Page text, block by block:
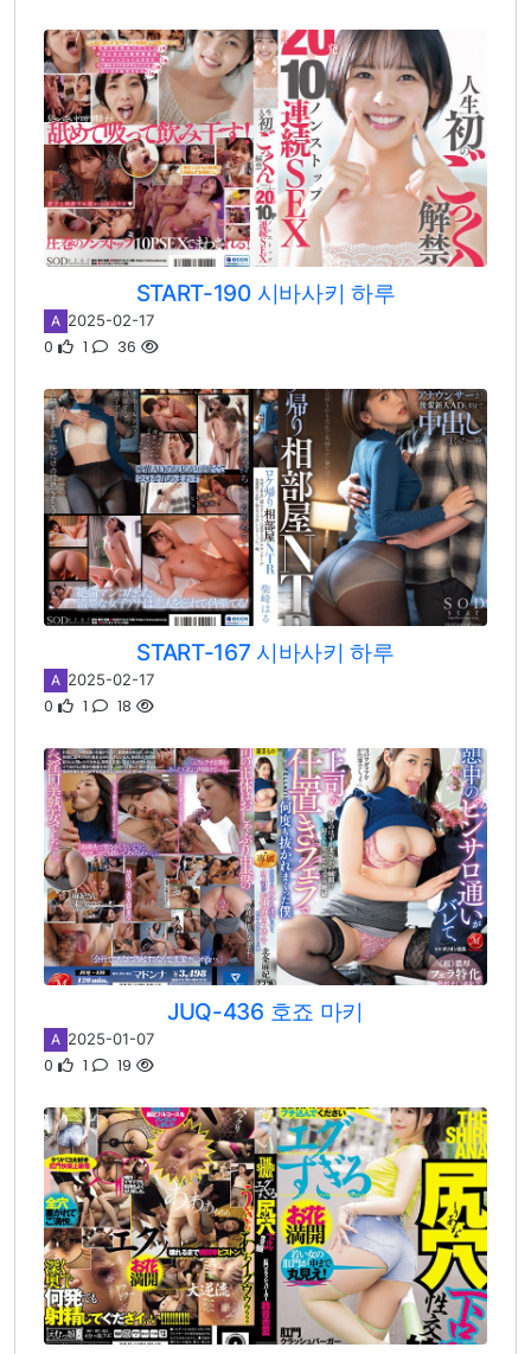
START-190 시바사키 하루
A 2025-02-17
0 1 36
START-167 시바사키 하루
A 2025-02-17
0 1 18
JUQ-436 호죠 마키
A 2025-01-07
0 1 19